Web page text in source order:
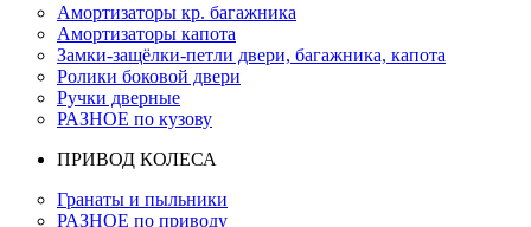
Амортизаторы кр. багажника
Амортизаторы капота
Замки-защёлки-петли двери, багажника, капота
Ролики боковой двери
Ручки дверные
РАЗНОЕ по кузову
ПРИВОД КОЛЕСА
Гранаты и пыльники
РАЗНОЕ по приводу